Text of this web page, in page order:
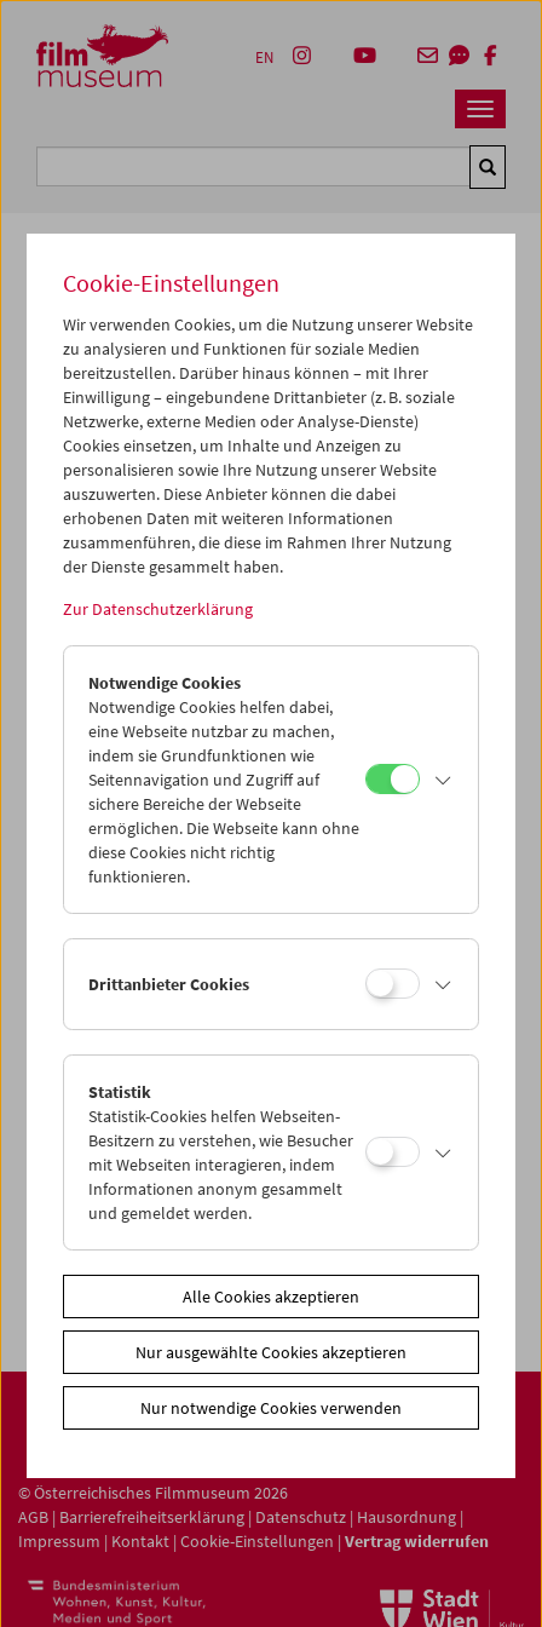
Zum Inhalt
Zum Hauptmenü
Zur Servicenavigation
Zum Suche
Navbar
EN
DO, 06. APRIL 2017
Peter Kubelka im Centre
Pompidou
Wir freuen uns bekannt zu geben, dass das Centre
Pompidou in Paris anlässlich seines 40-jährigen
Jubiläums dem österreichischen Filmmacher Peter
Kubelka, Mitbegründer und Co-Direktor des
Hommage erweisen wird. 1976 hatte Kubelka
Aufführung.
Hommage à Peter Kubelka
< zurück zur Übersicht
Share on
News
News Archiv
Newsletter
Fotos unserer Gäste
Gästebuch
Trailer
© Österreichisches Filmmuseum 2026
AGB | Barrierefreiheitserklärung | Datenschutz | Hausordnung |
Impressum | Kontakt | Cookie-Einstellungen | Vertrag widerrufen
Cookie-Einstellungen
Wir verwenden Cookies, um die Nutzung unserer Website
zu analysieren und Funktionen für soziale Medien
bereitzustellen. Darüber hinaus können – mit Ihrer
Einwilligung – eingebundene Drittanbieter (z. B. soziale
Netzwerke, externe Medien oder Analyse-Dienste)
Cookies einsetzen, um Inhalte und Anzeigen zu
personalisieren sowie Ihre Nutzung unserer Website
auszuwerten. Diese Anbieter können die dabei
erhobenen Daten mit weiteren Informationen
zusammenführen, die diese im Rahmen Ihrer Nutzung
der Dienste gesammelt haben.
Zur Datenschutzerklärung
Notwendige Cookies
Notwendige Cookies helfen dabei,
eine Webseite nutzbar zu machen,
indem sie Grundfunktionen wie
Seitennavigation und Zugriff auf
sichere Bereiche der Webseite
ermöglichen. Die Webseite kann ohne
diese Cookies nicht richtig
funktionieren.
Drittanbieter Cookies
Statistik
Statistik-Cookies helfen Webseiten-
Besitzern zu verstehen, wie Besucher
mit Webseiten interagieren, indem
Informationen anonym gesammelt
und gemeldet werden.
Alle Cookies akzeptieren
Nur ausgewählte Cookies akzeptieren
Nur notwendige Cookies verwenden